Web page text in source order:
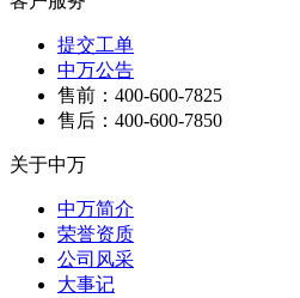
提交工单
中万公告
售前：400-600-7825
售后：400-600-7850
关于中万
中万简介
荣誉资质
公司风采
大事记